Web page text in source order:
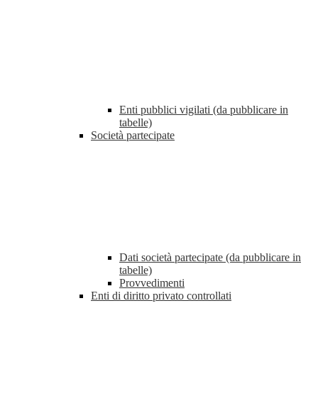
Enti pubblici vigilati (da pubblicare in
tabelle)
Società partecipate
Dati società partecipate (da pubblicare in
tabelle)
Provvedimenti
Enti di diritto privato controllati